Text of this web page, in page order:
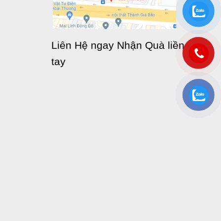
Liên Hệ ngay Nhận Quà liền
tay